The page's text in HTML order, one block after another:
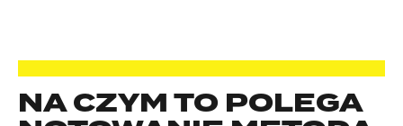
NA CZYM TO POLEGA